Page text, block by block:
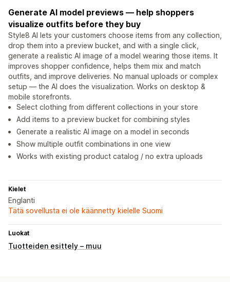
Generate AI model previews — help shoppers
visualize outfits before they buy
Style8 AI lets your customers choose items from any collection,
drop them into a preview bucket, and with a single click,
generate a realistic AI image of a model wearing those items. It
improves shopper confidence, helps them mix and match
outfits, and improve deliveries. No manual uploads or complex
setup — the AI does the visualization. Works on desktop &
mobile storefronts.
Select clothing from different collections in your store
Add items to a preview bucket for combining styles
Generate a realistic AI image on a model in seconds
Show multiple outfit combinations in one view
Works with existing product catalog / no extra uploads
Kielet
Englanti
Tätä sovellusta ei ole käännetty kielelle Suomi
Luokat
Tuotteiden esittely – muu